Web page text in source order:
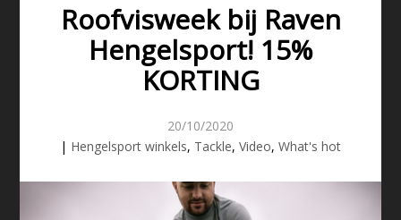
Roofvisweek bij Raven
Hengelsport! 15%
KORTING
20/10/2020
| Hengelsport winkels, Tackle, Video, What's hot